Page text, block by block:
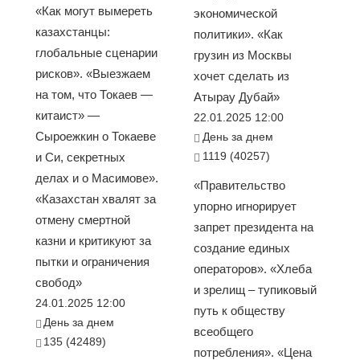
«Как могут вымереть
казахстанцы:
глобальные сценарии
рисков». «Выезжаем
на том, что Токаев —
китаист» —
Сыроежкин о Токаеве
и Си, секретных
делах и о Масимове».
«Казахстан хвалят за
отмену смертной
казни и критикуют за
пытки и ограничения
свобод»
24.01.2025 12:00
День за днем
135 (42489)
экономической
политики». «Как
грузин из Москвы
хочет сделать из
Атырау Дубай»
22.01.2025 12:00
День за днем
1119 (40257)
«Правительство
упорно игнорирует
запрет президента на
создание единых
операторов». «Хлеба
и зрелищ – тупиковый
путь к обществу
всеобщего
потребления». «Цена